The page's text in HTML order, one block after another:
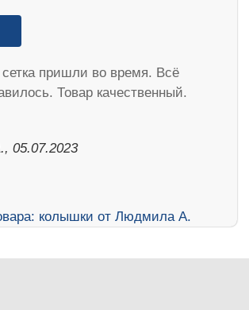
пришли во время. Всё
Товар качественный.
05.07.2023